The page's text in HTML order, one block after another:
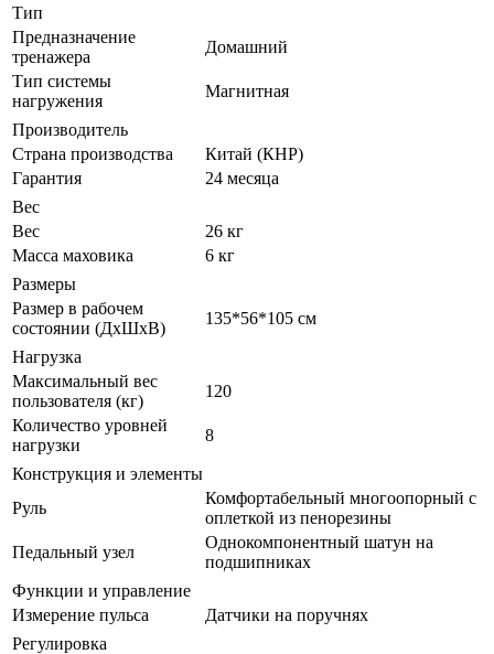
Тип
Предназначение
тренажера
Домашний
Тип системы
нагружения
Магнитная
Производитель
Страна производства
Китай (КНР)
Гарантия
24 месяца
Вес
Вес
26 кг
Масса маховика
6 кг
Размеры
Размер в рабочем
состоянии (ДxШxВ)
135*56*105 см
Нагрузка
Максимальный вес
пользователя (кг)
120
Количество уровней
нагрузки
8
Конструкция и элементы
Руль
Комфортабельный многоопорный с
оплеткой из пенорезины
Педальный узел
Однокомпонентный шатун на
подшипниках
Функции и управление
Измерение пульса
Датчики на поручнях
Регулировка